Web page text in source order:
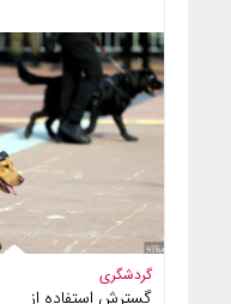
گردشگری
گسترش استفاده از